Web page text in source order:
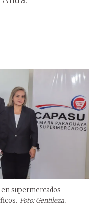
supermercados
Foto: Gentileza.